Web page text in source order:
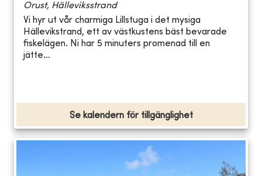
Orust, Hälleviksstrand
Vi hyr ut vår charmiga Lillstuga i det mysiga
Hällevikstrand, ett av västkustens bäst bevarade
fiskelägen. Ni har 5 minuters promenad till en
jätte...
Se kalendern för tillgänglighet